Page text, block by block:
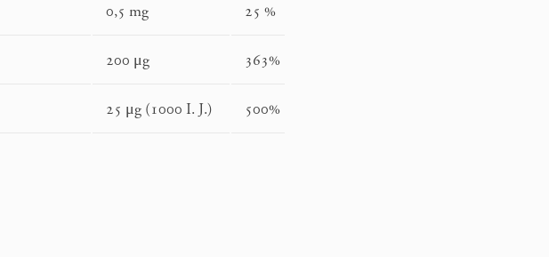
0,5 mg 25 %
200 μg 363%
25 μg (1000 I. J.) 500%